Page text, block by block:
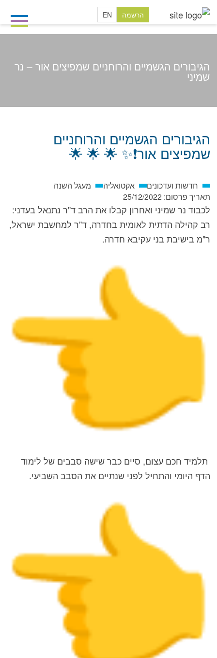
EN הרשמה
הגיבורים הגשמיים והרוחניים שמפיצים אור – נר
שמיני
הגיבורים הגשמיים והרוחניים
שמפיצים אור❗️✨ 🌟 🌟 🌟
חדשות ועדכונים אקטואליה
מעגל השנה
תאריך פרסום:
לכבוד נר שמיני ואחרון קבלו את הרב ד"ר נתנאל בעדני:
רב קהילה הדתית לאומית בחדרה, ד"ר למחשבת ישראל,
ר"מ בישיבת בני עקיבא חדרה.
תלמיד חכם עצום, סיים כבר שישה סבבים של לימוד
הדף היומי והתחיל לפני שנתיים את הסבב השביעי.